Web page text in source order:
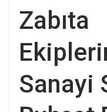
Zabıta
Sanayi